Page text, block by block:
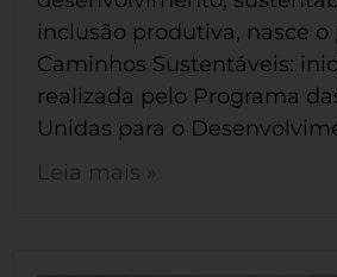
inclusão produtiva, nasce o
Caminhos Sustentáveis:
realizada pelo Programa
Unidas para o
Leia mais »